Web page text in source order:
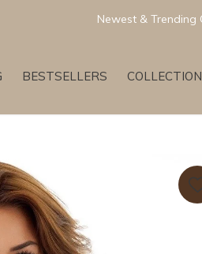
BESTSELLERS
Newest & Trending